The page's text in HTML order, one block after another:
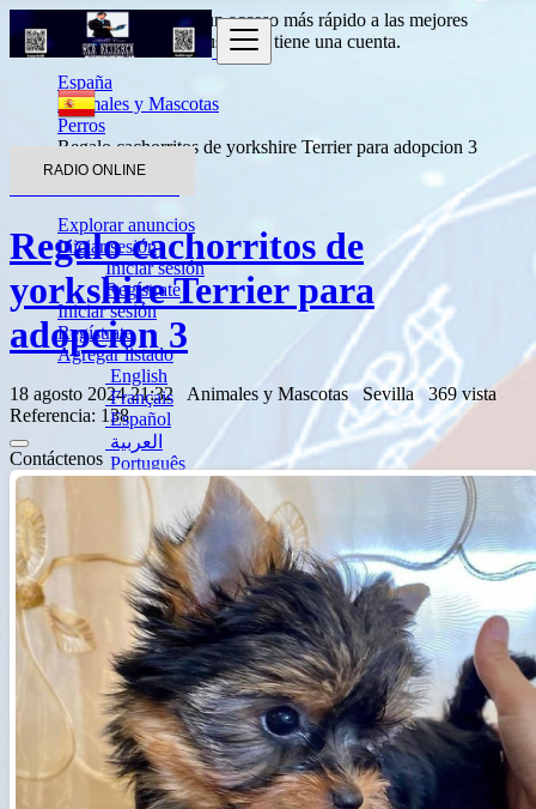
RADIO ONLINE
Explorar anuncios
Iniciar sesión
Iniciar sesión
Regístrate
Iniciar sesión
Regístrate
Agregar listado
English
Français
Español
العربية
Português
Deutsch
Italiano
Türkçe
Русский
हिन्दी
বাংলা
简体中文
日本語
ไทย
Română
ქართული
Entradapara obtener un acceso más rápido a las mejores
ofertas.
Haga clic aquísi usted no tiene una cuenta.
España
Animales y Mascotas
Perros
Regalo cachorritos de yorkshire Terrier para adopcion 3
Regalo cachorritos de
yorkshire Terrier para
adopcion 3
18 agosto 2024 21:32 Animales y Mascotas Sevilla 369 vista
Referencia: 138
Contáctenos